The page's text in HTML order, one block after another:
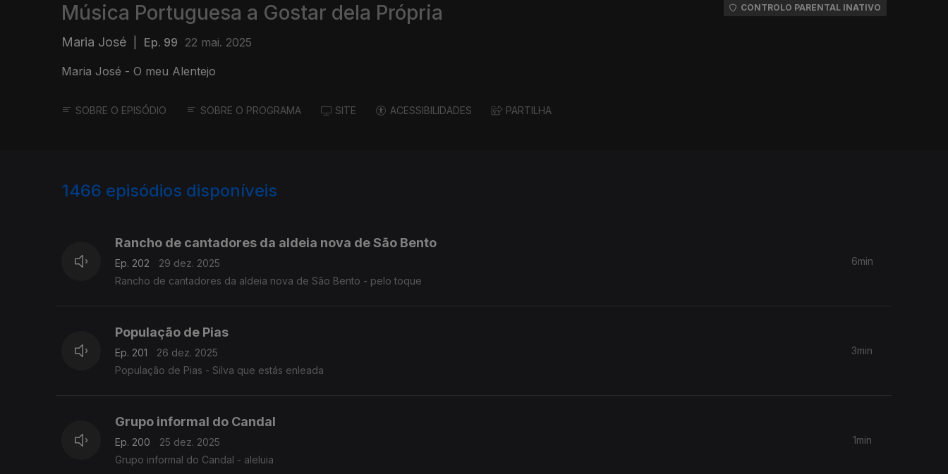
Música Portuguesa a Gostar dela Própria
Maria José Ep. 99 22 mai. 2025
Maria José - O meu Alentejo
CONTROLO PARENTAL INATIVO
SOBRE O EPISÓDIO SOBRE O PROGRAMA SITE ACESSIBILIDADES PARTILHA
1466 episódios disponíveis
Rancho de cantadores da aldeia nova de São Bento
Ep. 202
29 dez. 2025
Rancho de cantadores da aldeia nova de São Bento - pelo toque
6min
População de Pias
Ep. 201
26 dez. 2025
População de Pias - Silva que estás enleada
3min
Grupo informal do Candal
Ep. 200
25 dez. 2025
Grupo informal do Candal - aleluia
1min